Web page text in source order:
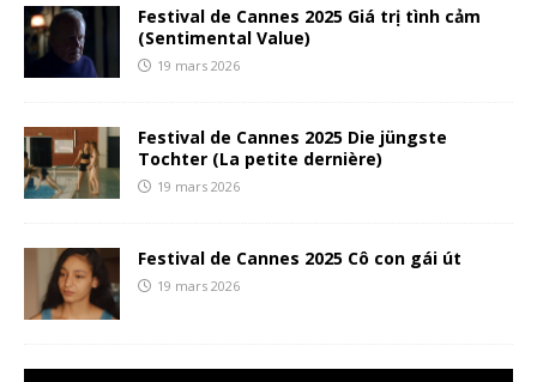
Festival de Cannes 2025 Giá trị tình cảm
(Sentimental Value)
19 mars 2026
Festival de Cannes 2025 Die jüngste
Tochter (La petite dernière)
19 mars 2026
Festival de Cannes 2025 Cô con gái út
19 mars 2026